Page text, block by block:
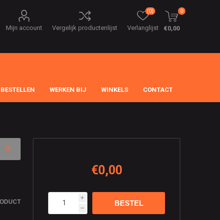
Mijn account Vergelijk productenlijst Verlanglijst
(0) 0
€0,00
WERKEN BIJ WINKELS CONTACT
€0,00
i
h